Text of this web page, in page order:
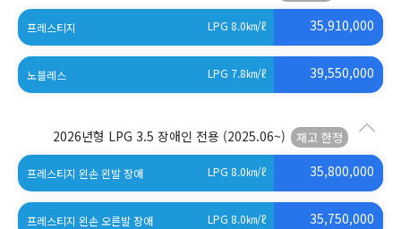
프레스티지 LPG 8.0㎞/ℓ 35,910,000
노블레스 LPG 7.8㎞/ℓ 39,550,000
2026년형 LPG 3.5 장애인 전용 (2025.06~)
프레스티지 왼손 왼발 장애 LPG 8.0㎞/ℓ 35,800,000
프레스티지 왼손 오른발 장애 LPG 8.0㎞/ℓ 35,750,000